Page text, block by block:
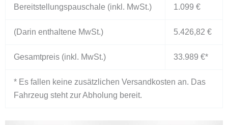
Bereitstellungspauschale (inkl. MwSt.) 1.099 €
(Darin enthaltene MwSt.) 5.426,82 €
Gesamtpreis (inkl. MwSt.) 33.989 €*
* Es fallen keine zusätzlichen Versandkosten an. Das
Fahrzeug steht zur Abholung bereit.